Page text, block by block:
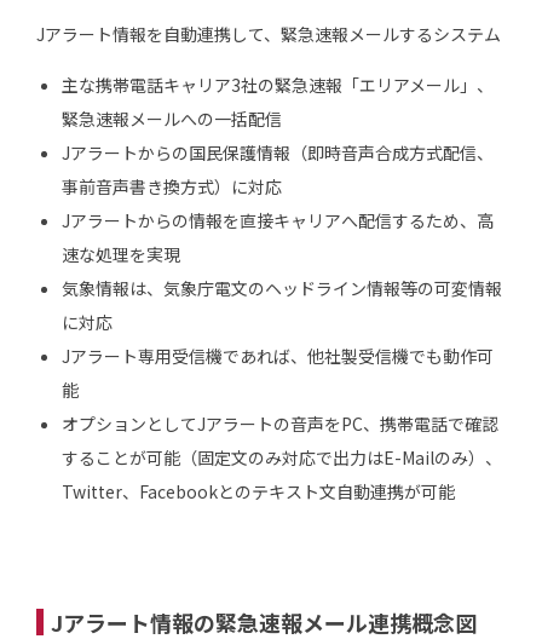
Jアラート情報を自動連携して、緊急速報メールするシステム
主な携帯電話キャリア3社の緊急速報「エリアメール」、
緊急速報メールへの一括配信
Jアラートからの国民保護情報（即時音声合成方式配信、
事前音声書き換方式）に対応
Jアラートからの情報を直接キャリアへ配信するため、高
速な処理を実現
気象情報は、気象庁電文のヘッドライン情報等の可変情報
に対応
Jアラート専用受信機であれば、他社製受信機でも動作可
能
オプションとしてJアラートの音声をPC、携帯電話で確認
することが可能（固定文のみ対応で出力はE-Mailのみ）、
Twitter、Facebookとのテキスト文自動連携が可能
Jアラート情報の緊急速報メール連携概念図